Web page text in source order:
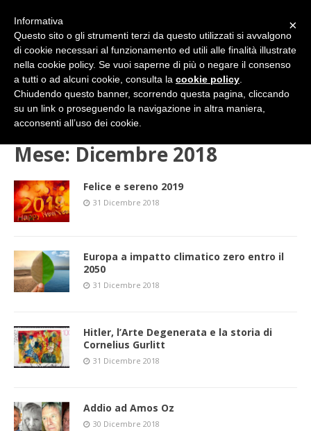
2018 Dicembre
Mese: Dicembre 2018
Felice e sereno 2019
31 Dicembre 2018
Europa a impatto climatico zero entro il
2050
31 Dicembre 2018
Hitler, l’Arte Degenerata e la storia di
Cornelius Gurlitt
31 Dicembre 2018
Addio ad Amos Oz
30 Dicembre 2018
×
Informativa
Questo sito o gli strumenti terzi da questo utilizzati si avvalgono
di cookie necessari al funzionamento ed utili alle finalità illustrate
nella cookie policy. Se vuoi saperne di più o negare il consenso
a tutti o ad alcuni cookie, consulta la cookie policy
Chiudendo questo banner, scorrendo questa pagina, cliccando
su un link o proseguendo la navigazione in altra maniera,
acconsenti all’uso dei cookie.